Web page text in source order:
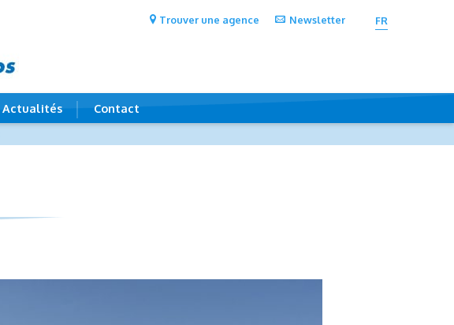
Trouver une agence Newsletter FR
Actualités
Contact